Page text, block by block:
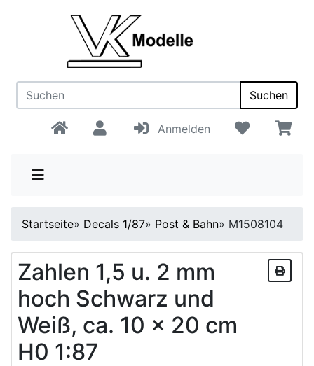
Suchen
Anmelden
Startseite» Decals 1/87» Post & Bahn» M1508104
Zahlen 1,5 u. 2 mm
hoch Schwarz und
Weiß, ca. 10 x 20 cm
H0 1:87